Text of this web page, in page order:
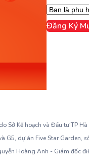
Đăng Ký
Sở Kế hoạch và Đầu tư TP
G5, dự án Five Star Garden,
Hoàng Anh - Giám đốc